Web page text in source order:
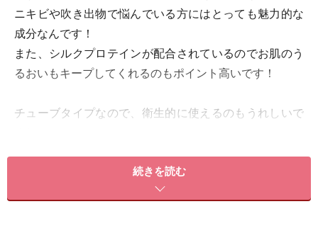
ニキビや吹き出物で悩んでいる方にはとっても魅力的な
成分なんです！
また、シルクプロテインが配合されているのでお肌のう
るおいもキープしてくれるのもポイント高いです！
チューブタイプなので、衛生的に使えるのもうれしいで
■エーシーケア ビートックス セラム
続きを読む